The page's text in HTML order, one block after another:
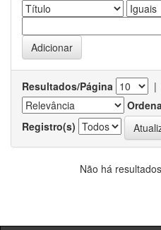
Resultados/Página |
Registro(s)
Não há